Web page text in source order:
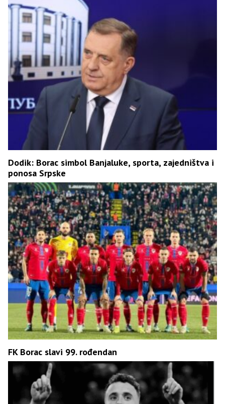
Dodik: Borac simbol Banjaluke, sporta, zajedništva i
ponosa Srpske
FK Borac slavi 99. rođendan